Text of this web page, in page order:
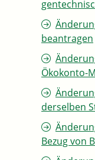
beantragen
Ökokonto-
derselben
Bezug von